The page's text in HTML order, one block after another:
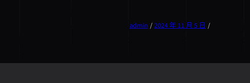
admin / 2024 年 11 月 5 日 /